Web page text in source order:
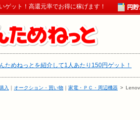
ゲット！高還元率でお得に稼げます！
ためねっとを紹介して1人あたり150円ゲット！
入 ｜ オークション・買い物 ｜ 家電・ＰＣ・周辺機器 >